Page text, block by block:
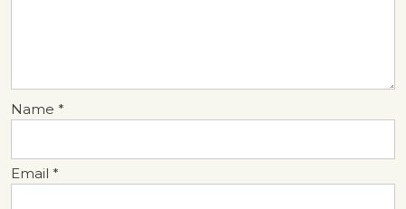
Name *
Email *